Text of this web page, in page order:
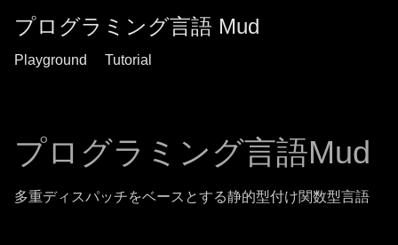
プログラミング言語 Mud
Playground Tutorial
プログラミング言語Mud
多重ディスパッチをベースとする静的型付け関数型言語